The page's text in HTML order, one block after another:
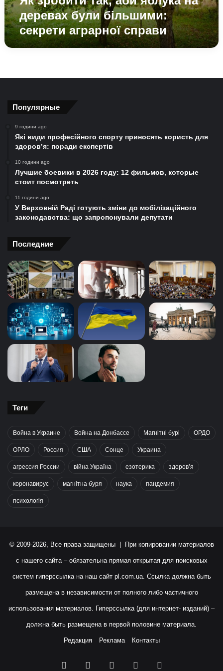
аграрної
справидеревах були більшими:
секрети аграрної справи
Популярные
9 години ago
Які види професійного спорту приносять користь для
здоров’я: поради експертів
10 години ago
Лучшие боевики в 2026 году: 12 фильмов, которые
стоит посмотреть
11 години ago
У Верховній Раді готують зміни до мобілізаційного
законодавства: що запропонували депутати
Последние
Теги
Война в Украине Война на Донбассе Магнітні бурі ОРДО
ОРЛО Россия США Сонце Украина
агрессия России війна Україна езотерика здоров’я
коронавирус магнітна буря наука пандемия
психологія
© 2009-2026, Все права защищены | При копировании материалов
с нашего сайта – обязательна прямая открытая для поисковых
систем гиперссылка на наш сайт pl.com.ua. Ссылка должна быть
размещена в независимости от полного либо частичного
использования материалов. Гиперссылка (для интернет- изданий) –
должна быть размещена в первой половине материала.
Редакция Реклама Контакты
Facebook YouTubeInstagram